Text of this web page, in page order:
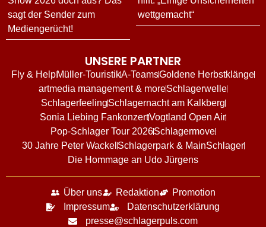
sagt der Sender zum
Mediengerücht!
wettgemacht“
UNSERE PARTNER
Fly & HelpMüller-TouristikA-TeamsGoldene Herbstklänge
artmedia management & moreSchlagerwelle
SchlagerfeelingSchlagernacht am Kalkberg
Sonia Liebing FankonzertVogtland Open Air
Pop-Schlager Tour 2026Schlagermove
30 Jahre Peter Wackel Schlagerpark & MainSchlager
Die Hommage an Udo Jürgens
Über uns Redaktion
Promotion
Impressum
Datenschutzerklärung
presse@schlagerpuls.com